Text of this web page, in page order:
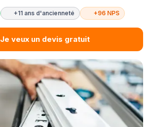
+11 ans d'ancienneté +96 NPS
Je veux un devis gratuit